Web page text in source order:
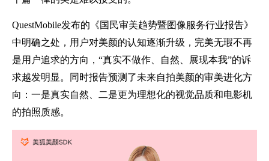
QuestMobile发布的《国民审美趋势暨图像服务行业报告》
中明确之处，用户对美颜的认知逐渐升级，完美无瑕不再
是用户追求的方向，“真实不做作、自然、展现本我”的诉
求越发明显。同时报告预测了未来自拍美颜的审美进化方
向：一是真实自然、二是更为理想化的视觉品质和电影机
的拍照质感。